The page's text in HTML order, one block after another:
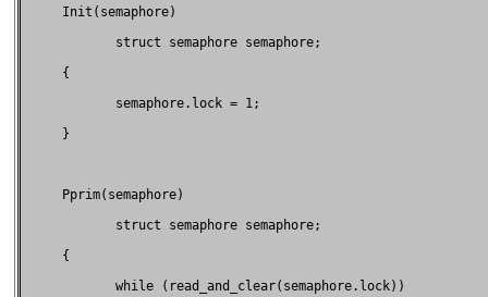
     Init(semaphore)
            struct semaphore semaphore;
     {
            semaphore.lock = 1;
     }
     Pprim(semaphore)
            struct semaphore semaphore;
     {
            while (read_and_clear(semaphore.lock))